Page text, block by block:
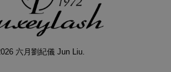
六月劉紀儀 Jun Liu.